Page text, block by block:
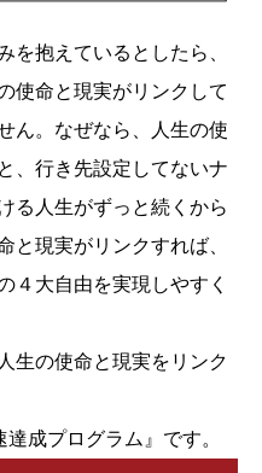
を抱えているとしたら、
使命と現実がリンクして
ん。なぜなら、人生の使
、行き先設定してないナ
る人生がずっと続くから
と現実がリンクすれば、
４大自由を実現しやすく
生の使命と現実をリンク
成プログラム』です。